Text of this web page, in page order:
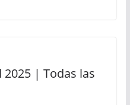
| Todas las